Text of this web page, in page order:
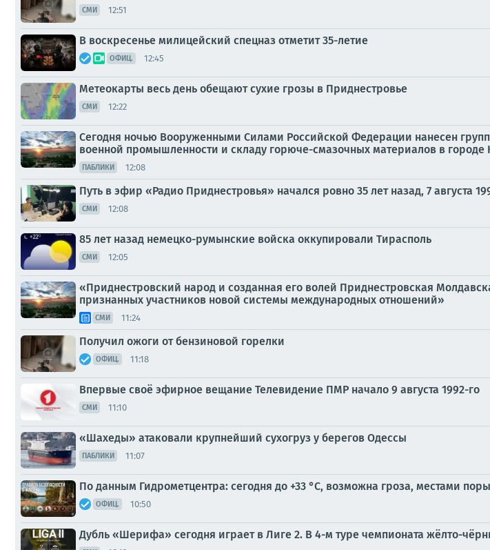
СМИ 12:51
В воскресенье милицейский спецназ отметит 35-летие
ОФИЦ. 12:45
Метеокарты весь день обещают сухие грозы в Приднестровье
СМИ 12:22
Сегодня ночью Вооруженными Силами Российской Федерации нанесен
военной промышленности и складу горюче-смазочных материалов в городе
ПАБЛИКИ 12:08
Путь в эфир «Радио Приднестровья» начался ровно 35 лет назад, 7 августа
СМИ 12:08
85 лет назад немецко-румынские войска оккупировали Тирасполь
СМИ 12:05
«Приднестровский народ и созданная его волей Приднестровская
признанных участников новой системы международных отношений»
СМИ 11:24
Получил ожоги от бензиновой горелки
ОФИЦ. 11:18
Впервые своё эфирное вещание Телевидение ПМР начало 9 августа 1992-го
СМИ 11:10
«Шахеды» атаковали крупнейший сухогруз у берегов Одессы
ПАБЛИКИ 11:07
По данным Гидрометцентра: сегодня до +33 °C, возможна гроза, местами
ОФИЦ. 10:50
Дубль «Шерифа» сегодня играет в Лиге 2. В 4-м туре чемпионата жёлто-